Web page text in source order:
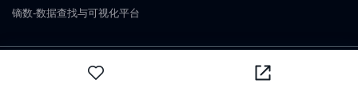
镝数-数据查找与可视化平台
Copyright © 2018-2026黑板洞察
北京丹禧福伦文化传媒有限